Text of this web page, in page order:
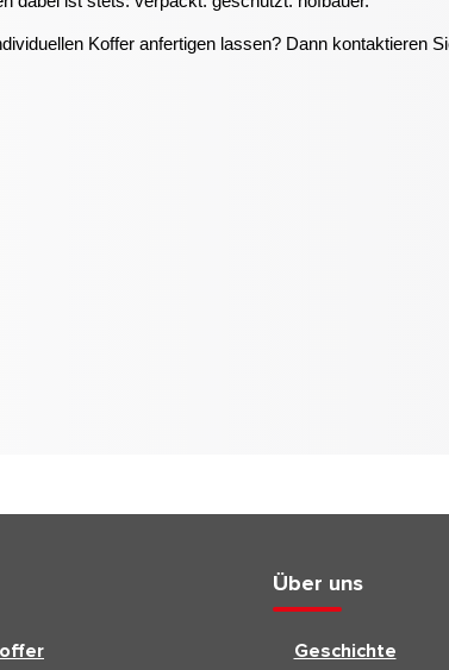
Koffer anfertigen lassen? Dann kontaktieren
Über uns
Geschichte